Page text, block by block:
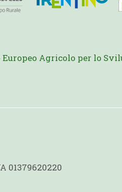
Agricolo per lo
01379620220